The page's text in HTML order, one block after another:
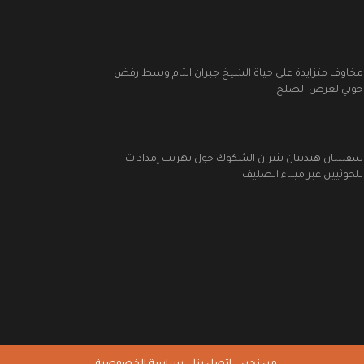
مخاوف متزايدة على حياة الشيخ جبران التام وسط رفض
حوثي لعرض الصلح
سفينتان هنديتان تثيران الشكوك حول تهريب إمدادات
للحوثيين عبر ميناء الصليف